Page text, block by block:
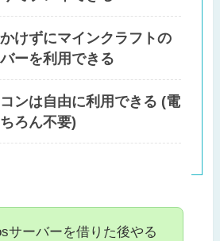
けずにマインクラフトの
ーを利用できる
ンは自由に利用できる (電
ろん不要)
サーバーを借りた後やる